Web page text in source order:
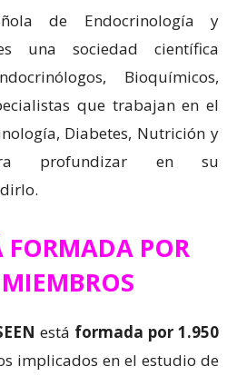
de Endocrinología y
una sociedad científica
Bioquímicos,
que trabajan en el
Diabetes, Nutrición y
profundizar en su
FORMADA POR
está formada por 1.950
implicados en el estudio de